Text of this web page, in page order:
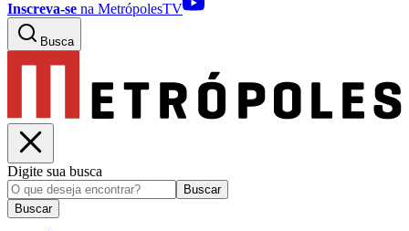
Inscreva-se na MetrópolesTV
Busca
Digite sua busca
Buscar
Buscar